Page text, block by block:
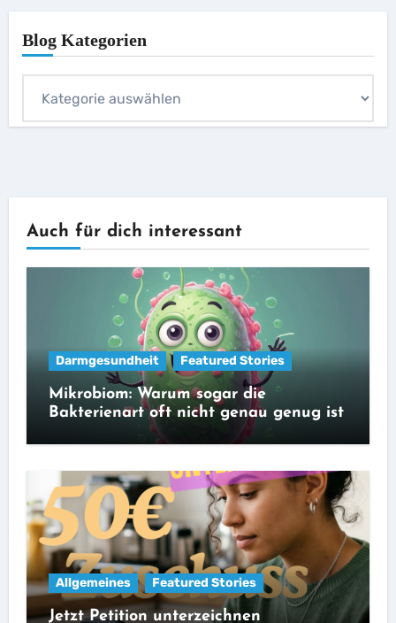
Blog Kategorien
Kategorien
Auch für dich interessant
Darmgesundheit Featured Stories
Mikrobiom: Warum sogar die
Bakterienart oft nicht genau genug ist
Allgemeines Featured Stories
Jetzt Petition unterzeichnen